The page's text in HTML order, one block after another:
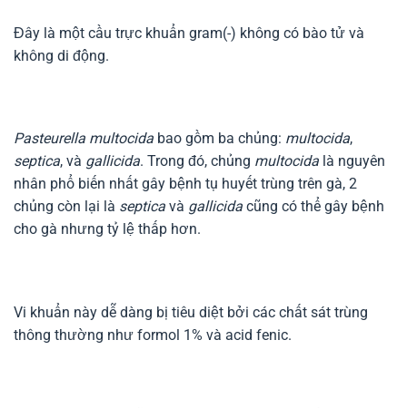
Đây là một cầu trực khuẩn gram(-) không có bào tử và
không di động.
Pasteurella multocida bao gồm ba chủng: multocida,
septica, và gallicida. Trong đó, chủng multocida là nguyên
nhân phổ biến nhất gây bệnh tụ huyết trùng trên gà, 2
chủng còn lại là septica và gallicida cũng có thể gây bệnh
cho gà nhưng tỷ lệ thấp hơn.
Vi khuẩn này dễ dàng bị tiêu diệt bởi các chất sát trùng
thông thường như formol 1% và acid fenic.